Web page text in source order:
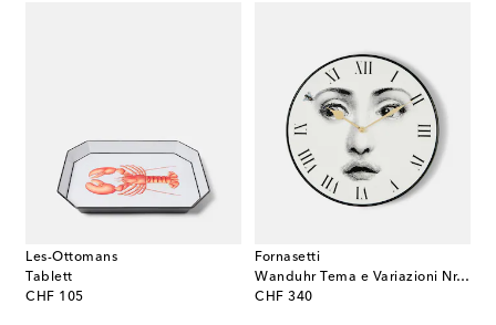
Les-Ottomans
Tablett
CHF 105
original price
Fornasetti
Wanduhr Tema e Variazioni Nr. 364
CHF 340
original price